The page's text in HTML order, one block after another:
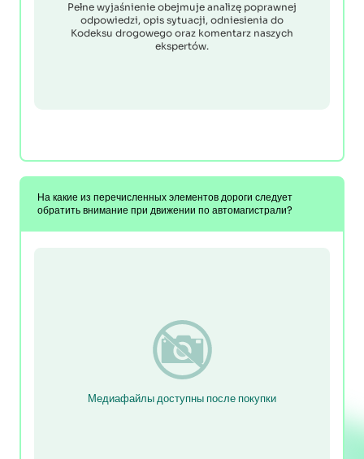
Pełne wyjaśnienie obejmuje analizę poprawnej
odpowiedzi, opis sytuacji, odniesienia do
Kodeksu drogowego oraz komentarz naszych
ekspertów.
На какие из перечисленных элементов дороги следует
обратить внимание при движении по автомагистрали?
Медиафайлы доступны после покупки